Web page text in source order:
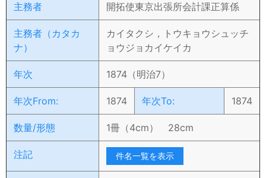
主務者 開拓使東京出張所会計課正算係
主務者（カタカ
ナ）
カイタクシ，トウキョウシュッチ
ョウジョカイケイカ
年次 1874（明治7）
年次From: 1874 年次To: 1874
数量/形態 1冊（4cm） 28cm
注記 件名一覧を表示